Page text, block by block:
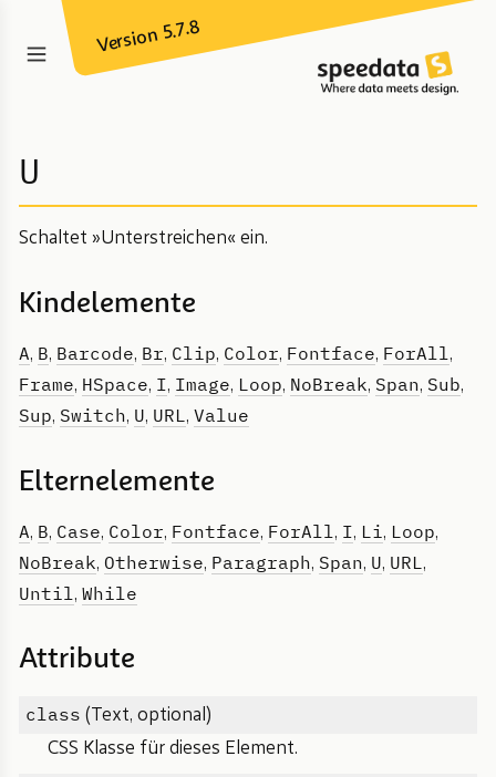
Version 5.7.8
U
Schaltet »Unterstreichen« ein.
Kindelemente
A, B, Barcode, Br, Clip, Color, Fontface, ForAll ,
Frame, HSpace, I, Image, Loop, NoBreak, Span, Sub,
Sup, Switch, U, URL , Value
Elternelemente
A, B, Case, Color, Fontface, ForAll , I, Li , Loop,
NoBreak, Otherwise, Paragraph, Span, U, URL ,
Until , While
Attribute
class (Text, optional)
CSS Klasse für dieses Element.